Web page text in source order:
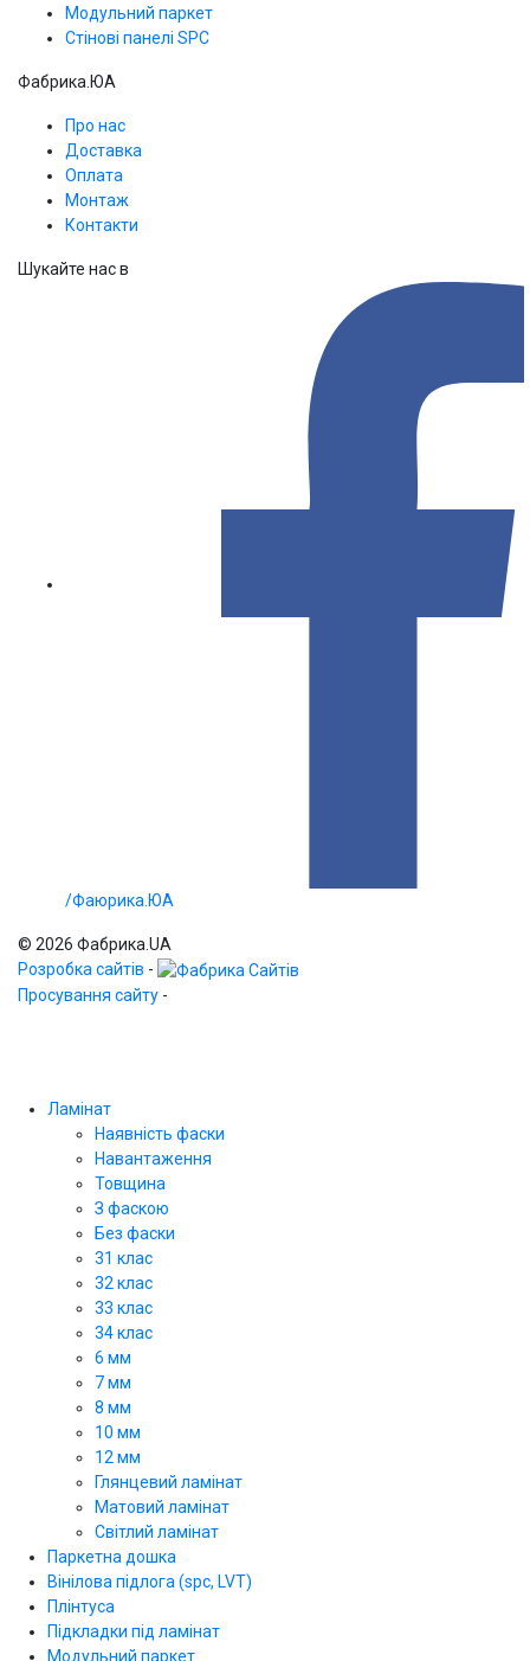
Модульний паркет
Стінові панелі SPС
Фабрика.ЮА
Про нас
Доставка
Оплата
Монтаж
Контакти
Шукайте нас в
/Фаюрика.ЮА
© 2026 Фабрика.UA
Розробка сайтів -
Просування сайту -
Ламінат
Наявність фаски
Навантаження
Товщина
З фаскою
Без фаски
31 клас
32 клас
33 клас
34 клас
6 мм
7 мм
8 мм
10 мм
12 мм
Глянцевий ламінат
Матовий ламінат
Світлий ламінат
Паркетна дошка
Вінілова підлога (spc, LVT)
Плінтуса
Підкладки під ламінат
Модульний паркет